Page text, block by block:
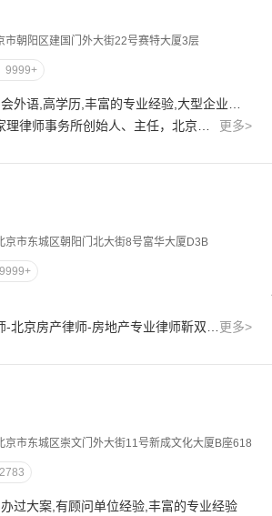
市朝阳区建国门外大街22号赛特大厦3层
9999+
#律师标签：有团队,办过大案,会外语,高学历,丰富的专业经验,大型企业服务经验
更多>
达成合作，并连年发布行业白皮书，实现办案实践与财富规划的专业融合。易轶律师受邀担任中央电视台、北京电视台、深圳卫视等多个电视栏目的嘉宾；同时还是《怎么办！脱口秀专场》特邀嘉宾、畅销书《离婚不受伤》作者、《法律与生活》杂志专栏作者、《中国妇女》杂志封面人物，曾接受《人民日报》、《环球时报》、《光明日报》、中国新闻网、《南方人物周刊》、《三联生活周刊》、虎嗅网、英国路透社、法国新闻社等中外媒体采访。经典案例：离婚纠纷：代理知名企业家涉台离婚纠纷和抚养权纠纷案（微博、百度热搜多次上榜）。离婚纠纷：代理多位体育明星（包括乒乓球奥运冠军、女排奥运冠军及篮球明星）的婚姻家事与财产纠纷，成功维护其合法权益。离婚纠纷：男方婚内出轨多年并生育子女，代理原配与男方离婚并手撕第三者，追回小三财产千万，离婚拿到几乎达到让男方净身出户的法律判决。离婚纠纷：男方婚内出轨，第三者打伤原配女儿。律师以刑事程序推动民事谈判，最终为当事人争取到5亿元高额补偿，当场支付一亿元。股权分割：3.3亿离婚案，一审女方分文未得，二审（我方代理）逆风翻盘。
京市东城区朝阳门北大街8号富华大厦D3B
更多>
及到房产的购置、赠与、贷款等问题，无论是婚前还是婚后，都可能引发一系列纠纷，如析产、离婚协议的执行、赠与的撤销或过户问题、精神赔偿以及一方擅自转移财产或恶意抵押等行为。4、对于特殊类型的房产，如公租房、房改房、集资房、回迁房、央产房及经济适用房，可能涉及到承租人变更、超标问题、产权证办理困难、买卖无效、无法上市转让等一系列复杂问题。5、在二手房买卖过程中，卖方可能因无权处分、无权代理、阴阳合同或逾期付款而主张合同无效或解除；而买方则可能要求过户、违约赔偿或依据善意取得原则要求履行合同，也可能因新政或不可抗力要求无责解约。6、征收、拆迁过程中，可能涉及拆迁协议的有效性、拆迁行为的合法性、安置房的分割、居住权的确认、空挂户权益保护以及权利人去世后利益分割等问题。7、小产权房、宅基地房买卖存在诸多法律风险，如合同无效及赔偿问题；以房产买卖作为抵押的民间借贷可能涉及经济类犯罪行为；冒名登记与善意取得之间的冲突；以及工程承包挂靠、劳务分包等产生的工程款结算纠纷。
京市东城区崇文门外大街11号新成文化大厦B座618
过大案,有顾问单位经验,丰富的专业经验